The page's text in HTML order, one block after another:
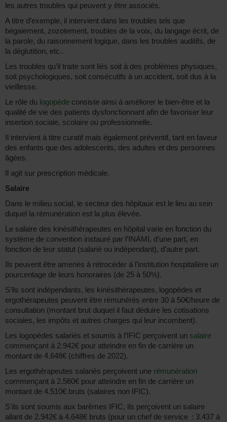
les autres troubles qui peuvent y être associés.
A titre d’exemple, il intervient dans les troubles tels que
bégaiement, zozotement, troubles de la voix, du langage écrit, de
la parole, du raisonnement logique, dans les troubles auditifs, de
la déglutition, etc..
Les troubles qu’il traite sont liés soit à des problèmes physiques,
soit psychologiques, soit consécutifs à un accident, soit dus à la
vieillesse.
Le rôle du logopède consiste ainsi à améliorer le bien-être et la
qualité de vie des patients dysfonctionnant afin de favoriser leur
insertion sociale, scolaire ou professionnelle.
Il intervient à titre curatif mais également préventif, tant en faveur
des enfants que des adolescents, des adultes et des personnes
âgées.
Il agit sur prescription médicale.
Salaire
Dans le milieu social, le secteur des hôpitaux est le lieu au sein
duquel la rémunération est la plus élevée.
Le salaire des kinésithérapeutes en hôpital varie en fonction du
système de convention instauré par l’INAMI, d’une part, en
fonction de leur statut (salarié ou indépendant), d’autre part.
Ils peuvent être amenés à rétrocéder à l’institution hospitalière un
pourcentage de leurs honoraires (de 25 à 50%).
S’ils sont indépendants, les kinésithérapeutes, logopèdes et
ergothérapeutes peuvent être rémunérés entre 30 à 50€/heure de
consultation (montant brut duquel il faut déduire les cotisations
sociales, les impôts et autres charges qui leur incombent).
Les logopèdes salariés et soumis à l’IFIC perçoivent un salaire
commençant à 2.942€ pour atteindre en fin de carrière un
montant de 4.648€ (chiffres de 2022).
Les ergothérapeutes salariés perçoivent une rémunération
commençant à 2.560€ pour atteindre en fin de carrière un
montant de 4.510€ bruts (salaires non IFIC).
S’ils sont soumis aux barèmes IFIC, ils perçoivent un salaire
allant de 2.942€ à 4.648€ bruts (pour un chef de service : 3.437 à